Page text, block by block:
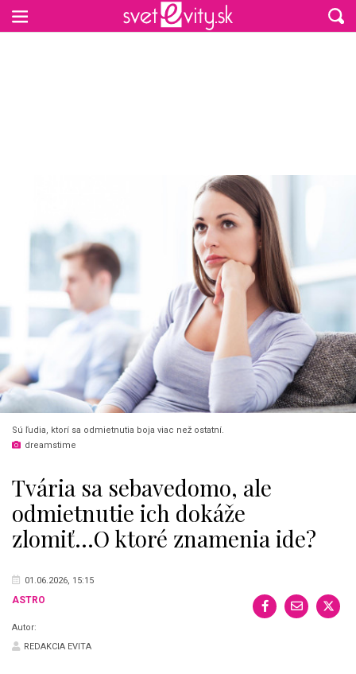
Sú ľudia, ktorí sa odmietnutia boja viac než ostatní.
dreamstime
Tvária sa sebavedomo, ale
odmietnutie ich dokáže
zlomiť...O ktoré znamenia ide?
01.06.2026, 15:15
ASTRO
Autor:
REDAKCIA EVITA